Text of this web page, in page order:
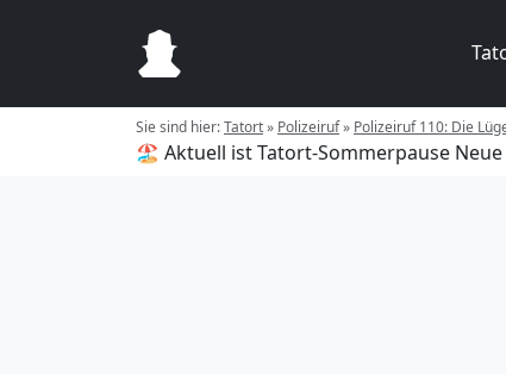
Sie sind hier:Tatort» Polizeiruf» Polizeiruf 110: Die
🏖️ Aktuell ist Tatort-Sommerpause